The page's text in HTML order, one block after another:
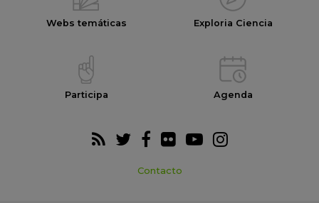
Webs temáticas Exploria Ciencia
Participa Agenda
Contacto